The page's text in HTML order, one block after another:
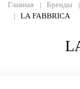
Главная Бренды
LA FABBRICA